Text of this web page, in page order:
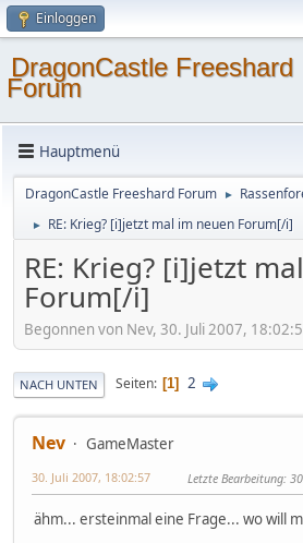
Einloggen
DragonCastle Freeshard
Forum
Hauptmenü
DragonCastle Freeshard Forum ►
► RE: Krieg? [i]jetzt mal im neuen Forum[/i]
RE: Krieg? [i]jetzt
Forum[/i]
Begonnen von Nev, 30. Juli 2007,
NACH UNTEN Seiten 1 2
Nev GameMaster
30. Juli 2007, 18:02:57 Letzte Bearbeitung:
ähm... ersteinmal eine Frage... wo will